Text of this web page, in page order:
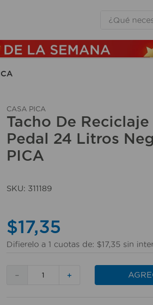
CASA PICA
Tacho De
Pedal 24 Litros
PICA
SKU: 311189
$17,35
Difierelo a 1 cuotas de: $17,35 sin
＋
－